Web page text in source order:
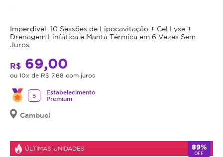
Imperdivel: 10 Sessões de Lipocavitação + Cel Lyse +
Drenagem Linfática e Manta Térmica em 6 Vezes Sem
Juros
R$ 69,00
ou 10x de R$ 7,68 com juros
5
Estabelecimento
Premium
Cambuci
ÚLTIMAS UNIDADES 89%
OFF